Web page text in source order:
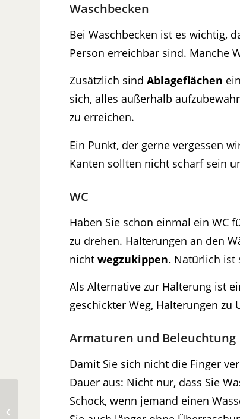
Waschbecken
Bei Waschbecken ist es wichtig,
Person erreichbar sind. Manche
Zusätzlich sind Ablageflächen
sich, alles außerhalb
zu erreichen.
Ein Punkt, der gerne vergessen
Kanten sollten nicht scharf sein
WC
Haben Sie schon einmal ein WC
zu drehen. Halterungen an den
nichtwegzukippen. Natürlich ist
Als Alternative zur Halterung ist
geschickter Weg, Halterungen
Armaturen und Beleuchtung
Damit Sie sich nicht die Finger
Dauer aus: Nicht nur, dass Sie
Schock, wenn jemand einen
Die Küchen Trends für